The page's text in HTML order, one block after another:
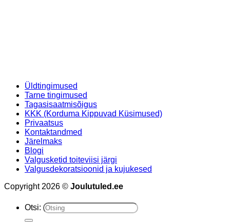
Üldtingimused
Tarne tingimused
Tagasisaatmisõigus
KKK (Korduma Kippuvad Küsimused)
Privaatsus
Kontaktandmed
Järelmaks
Blogi
Valgusketid toiteviisi järgi
Valgusdekoratsioonid ja kujukesed
Copyright 2026 © Joulutuled.ee
Otsi: